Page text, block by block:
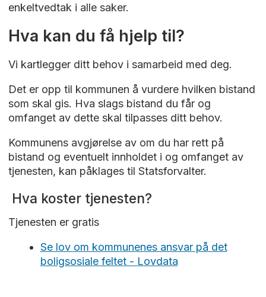
enkeltvedtak i alle saker.
Hva kan du få hjelp til?
Vi kartlegger ditt behov i samarbeid med deg.
Det er opp til kommunen å vurdere hvilken bistand
som skal gis. Hva slags bistand du får og
omfanget av dette skal tilpasses ditt behov.
Kommunens avgjørelse av om du har rett på
bistand og eventuelt innholdet i og omfanget av
tjenesten, kan påklages til Statsforvalter.
Hva koster tjenesten?
Tjenesten er gratis
Se lov om kommunenes ansvar på det
boligsosiale feltet - Lovdata